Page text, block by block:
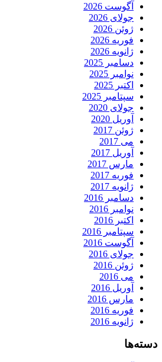
آگوست 2026
جولای 2026
ژوئن 2026
فوریه 2026
ژانویه 2026
دسامبر 2025
نوامبر 2025
اکتبر 2025
سپتامبر 2025
جولای 2020
آوریل 2020
ژوئن 2017
می 2017
آوریل 2017
مارس 2017
فوریه 2017
ژانویه 2017
دسامبر 2016
نوامبر 2016
اکتبر 2016
سپتامبر 2016
آگوست 2016
جولای 2016
ژوئن 2016
می 2016
آوریل 2016
مارس 2016
فوریه 2016
ژانویه 2016
دسته‌ها